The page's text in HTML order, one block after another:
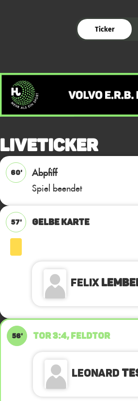
Ticker
Liveticker
60'
Abpfiff
Spiel beendet
57' GELBE KARTE
Felix
56' TOR 3:4, FELDTOR
Leonard